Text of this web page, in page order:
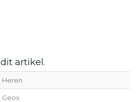
artikel.
Heren
Geox